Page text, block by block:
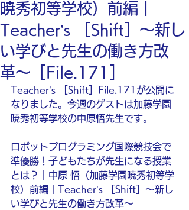
暁秀初等学校）前編｜
Teacher’s ［Shift］〜新し
い学びと先生の働き方改
革〜［File.171］
Teacher’s ［Shift］File.171が公開に
なりました。今週のゲストは加藤学園
暁秀初等学校の中原悟先生です。
ロボットプログラミング国際競技会で
準優勝！子どもたちが先生になる授業
とは？｜中原 悟（加藤学園暁秀初等学
校）前編｜Teacher’s ［Shift］〜新し
い学びと先生の働き方改革〜